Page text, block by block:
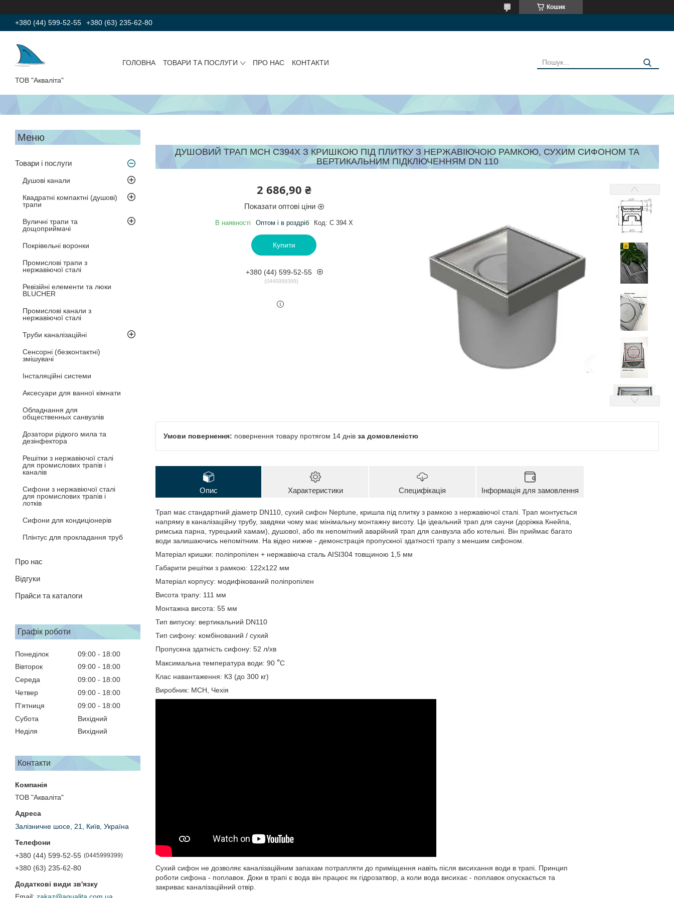
Кошик
+380 (44) 599-52-55 +380 (63) 235-62-80
ТОВ "Акваліта"
ГОЛОВНА ТОВАРИ ТА ПОСЛУГИ ПРО НАС КОНТАКТИ
Товари і послуги
Душові канали
Квадратні компактні (душові)
трапи
Вуличні трапи та
дощоприймачі
Покрівельні воронки
Промислові трапи з
нержавіючої сталі
Ревізійні елементи та люки
BLUCHER
Промислові канали з
нержавіючої сталі
Труби каналізаційні
Сенсорні (безконтактні)
змішувачі
Інсталяційні системи
Аксесуари для ванної кімнати
Обладнання для
общественных санвузлів
Дозатори рідкого мила та
дезінфектора
Решітки з нержавіючої сталі
для промислових трапів і
каналів
Сифони з нержавіючої сталі
для промислових трапів і
лотків
Сифони для кондиціонерів
Плінтус для прокладання труб
Про нас
Відгуки
Прайси та каталоги
Графік роботи
Понеділок 09:00
18:00
Вівторок
09:00
18:00
Середа
09:00
18:00
Четвер
09:00
18:00
Пʼятниця
09:00
18:00
Субота
Вихідний
Неділя
Вихідний
Контакти
ТОВ "Акваліта"
Залізничне шосе, 21, Київ, Україна
+380 (44) 599-52-55 0445999399
+380 (63) 235-62-80
ДУШОВИЙ ТРАП MCH C394X З КРИШКОЮ ПІД ПЛИТКУ З НЕРЖАВІЮЧОЮ РАМКОЮ, СУХИМ СИФОНОМ ТА
ВЕРТИКАЛЬНИМ ПІДКЛЮЧЕННЯМ DN 110
2 686,90 ₴
Показати оптові ціни
В наявності Оптом і в роздріб Код: C 394 X
Купити
+380 (44) 599-52-55
0445999399
повернення товару протягом 14 днів за домовленістю
Опис Характеристики Специфікація Інформація для замовлення
Трап має стандартний діаметр DN110, сухий сифон Neptune, кришла під плитку з рамкою з нержавіючої сталі. Трап монтується
напряму в каналізаційну трубу, завдяки чому має мінімальну монтажну висоту. Це ідеальний трап для сауни (доріжка Кнейпа,
римська парна, турецький хамам), душової, або як непомітний аварійний трап для санвузла або котельні. Він приймає багато
води залишаючись непомітним. На відео нижче - демонстрація пропускної здатності трапу з меншим сифоном.
Матеріал кришки: поліпропілен + нержавіюча сталь AISI304 товщиною 1,5 мм
Габарити решітки з рамкою: 122х122 мм
Матеріал корпусу: модифікований поліпропілен
Висота трапу: 111 мм
Монтажна висота: 55 мм
Тип випуску: вертикальний DN110
Тип сифону: комбінований / сухий
Пропускна здатність сифону: 52 л/хв
Максимальна температура води: 90 °С
Клас навантаження: К3 (до 300 кг)
Виробник: МСН, Чехія
Сухий сифон не дозволяє каналізаційним запахам потрапляти до приміщення навіть після висихання води в трапі. Принцип
роботи сифона - поплавок. Доки в трапі є вода він працює як гідрозатвор, а коли вода висихає - поплавок опускається та
закриває каналізаційний отвір.